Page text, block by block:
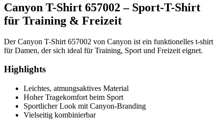
Canyon T-Shirt 657002 – Sport-T-Shirt
für Training & Freizeit
Der Canyon T-Shirt 657002 von Canyon ist ein funktionelles t-shirt
für Damen, der sich ideal für Training, Sport und Freizeit eignet.
Highlights
Leichtes, atmungsaktives Material
Hoher Tragekomfort beim Sport
Sportlicher Look mit Canyon-Branding
Vielseitig kombinierbar